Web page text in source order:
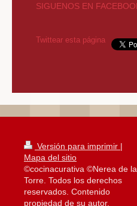
SIGUENOS EN
Twittear esta página
Versión para imprimir |
Mapa del sitio
©cocinacurativa ©Nerea de la
Torre. Todos los derechos
reservados. Contenido
propiedad de su autor.